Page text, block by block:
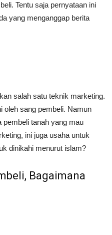
Tentu saja pernyataan ini
yang menganggap berita
salah satu teknik marketing.
oleh sang pembeli. Namun
pembeli tanah yang mau
ini juga usaha untuk
dinikahi menurut islam?
Bagaimana